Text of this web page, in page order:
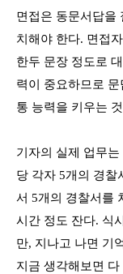
면접은 동문서답을
치해야 한다. 면접
한두 문장 정도로
력이 중요하므로
통 능력을 키우는
기자의 실제 업무
당 각자 5개의 경찰
서 5개의 경찰서를
시간 정도 잔다. 식
만, 지나고 나면 기
지금 생각해보면